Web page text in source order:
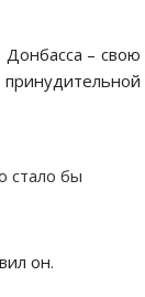
Донбасса – свою
стало бы
он.